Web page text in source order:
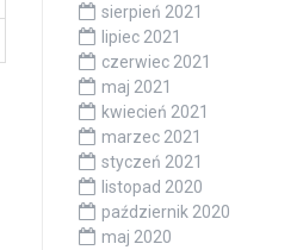
sierpień 2021
lipiec 2021
czerwiec 2021
maj 2021
kwiecień 2021
marzec 2021
styczeń 2021
listopad 2020
październik 2020
maj 2020